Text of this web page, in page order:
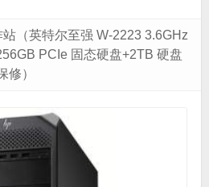
（英特尔至强 W-2223 3.6GHz
PCIe 固态硬盘+2TB 硬盘
修）